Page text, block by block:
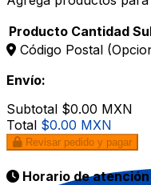
Producto Cantidad
Código Postal
Envío:
Subtotal $0.00 MXN
Total $0.00 MXN
Revisar pedido y pagar
Horario de atención